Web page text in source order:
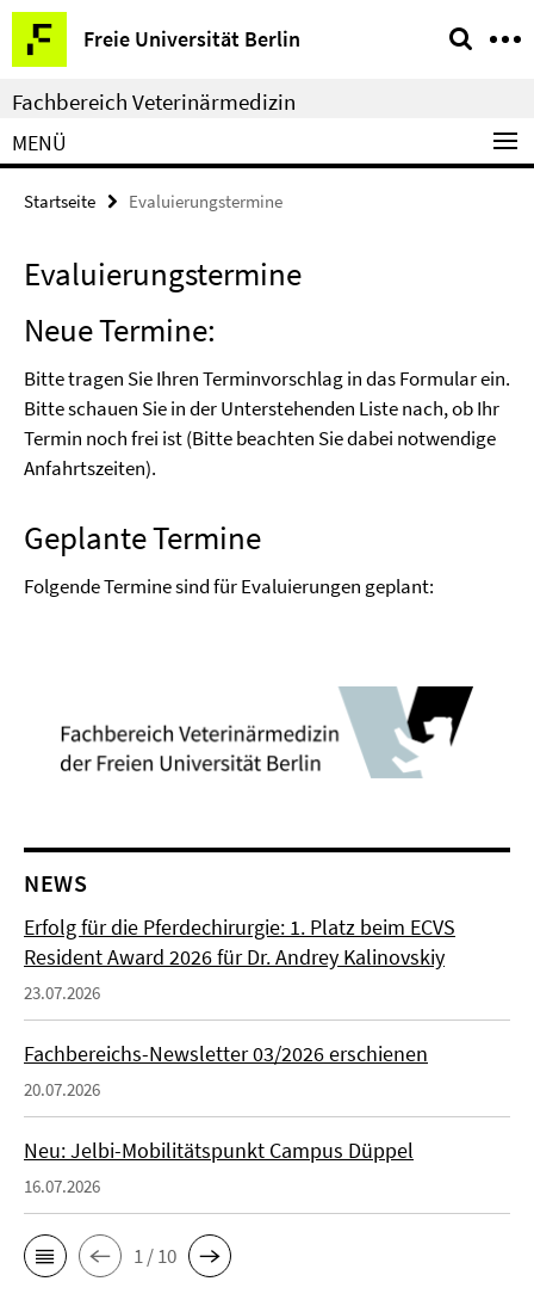
Springe
direkt
zu
Inhalt
Freie Universität Berlin
Service-
Navigation
Fachbereich Veterinärmedizin
MENÜ
Startseite Evaluierungstermine
Evaluierungstermine
Neue Termine:
Bitte tragen Sie Ihren Terminvorschlag in das Formular ein.
Bitte schauen Sie in der Unterstehenden Liste nach, ob Ihr
Termin noch frei ist (Bitte beachten Sie dabei notwendige
Anfahrtszeiten).
Geplante Termine
Folgende Termine sind für Evaluierungen geplant:
NEWS
Erfolg für die Pferdechirurgie: 1. Platz beim ECVS
Resident Award 2026 für Dr. Andrey Kalinovskiy
23.07.2026
Fachbereichs-Newsletter 03/2026 erschienen
20.07.2026
Neu: Jelbi-Mobilitätspunkt Campus Düppel
16.07.2026
1 / 10